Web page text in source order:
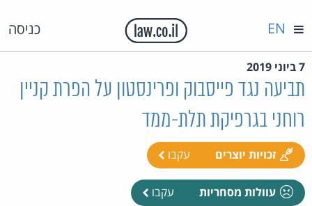
כניסה EN
7 ביוני 2019
תביעה נגד פייסבוק ופרינסטון על הפרת קניין
רוחני בגרפיקת תלת-ממד
זכויות יוצרים עקבו
עוולות מסחריות עקבו